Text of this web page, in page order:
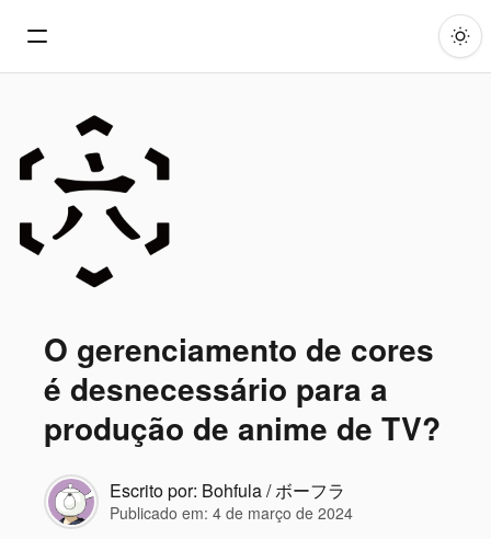
O gerenciamento de cores
é desnecessário para a
produção de anime de TV?
Escrito por: Bohfula / ボーフラ
Publicado em: 4 de março de 2024